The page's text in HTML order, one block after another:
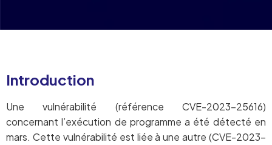
Introduction
Une vulnérabilité (référence CVE-2023-25616)
concernant l’exécution de programme a été détecté en
mars. Cette vulnérabilité est liée à une autre (CVE-2023-